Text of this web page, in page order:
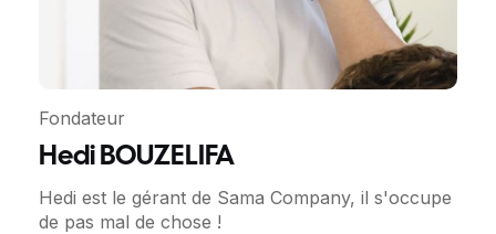
Fondateur
Hedi BOUZELIFA
Hedi est le gérant de Sama Company, il s'occupe
de pas mal de chose !